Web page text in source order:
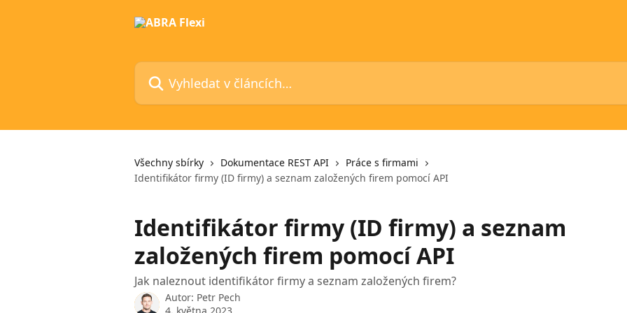
Vyhledat v článcích…
Všechny sbírky Dokumentace REST API
Práce s firmami
Identifikátor firmy (ID firmy) a seznam založených firem pomocí API
Identifikátor firmy (ID firmy) a seznam
založených firem pomocí API
Jak naleznout identifikátor firmy a seznam založených firem?
Autor: Petr Pech